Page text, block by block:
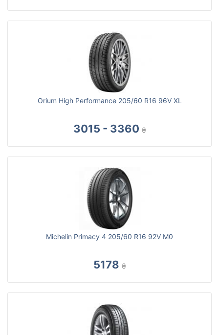
Orium High Performance 205/60 R16 96V XL
3015 - 3360 ₴
Michelin Primacy 4 205/60 R16 92V M0
5178 ₴